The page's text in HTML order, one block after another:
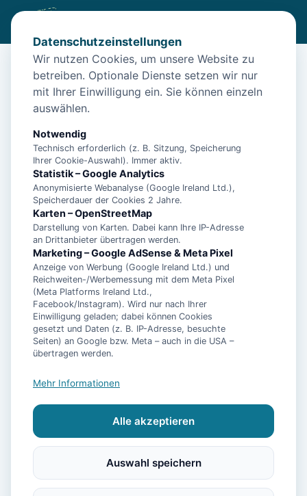
/Unterkünfte /Neuharlingersiel/
"Störmhuus" Rodenbäck, Silke - Wohnung Albatros "Huus unner
Lee" - 15216
"Störmhuus" Rodenbäck, Silke -
Wohnung Albatros "Huus unner
Lee" - 15216
26427 Neuharlingersiel
Ausstattung
Kühlschrank Mikrowelle Geschirrspüler
Gefrierfach Internet Doppelbett
Datenschutzeinstellungen
Wir nutzen Cookies, um unsere Website zu
betreiben. Optionale Dienste setzen wir nur
mit Ihrer Einwilligung ein. Sie können einzeln
auswählen.
Notwendig
Technisch erforderlich (z. B. Sitzung, Speicherung
Ihrer Cookie-Auswahl). Immer aktiv.
Statistik – Google Analytics
Anonymisierte Webanalyse (Google Ireland Ltd.),
Speicherdauer der Cookies 2 Jahre.
Karten – OpenStreetMap
Darstellung von Karten. Dabei kann Ihre IP-Adresse
an Drittanbieter übertragen werden.
Marketing – Google AdSense & Meta Pixel
Anzeige von Werbung (Google Ireland Ltd.) und
Reichweiten-/Werbemessung mit dem Meta Pixel
(Meta Platforms Ireland Ltd.,
Facebook/Instagram). Wird nur nach Ihrer
Einwilligung geladen; dabei können Cookies
gesetzt und Daten (z. B. IP-Adresse, besuchte
Seiten) an Google bzw. Meta – auch in die USA –
übertragen werden.
Mehr Informationen
Alle akzeptieren
Auswahl speichern